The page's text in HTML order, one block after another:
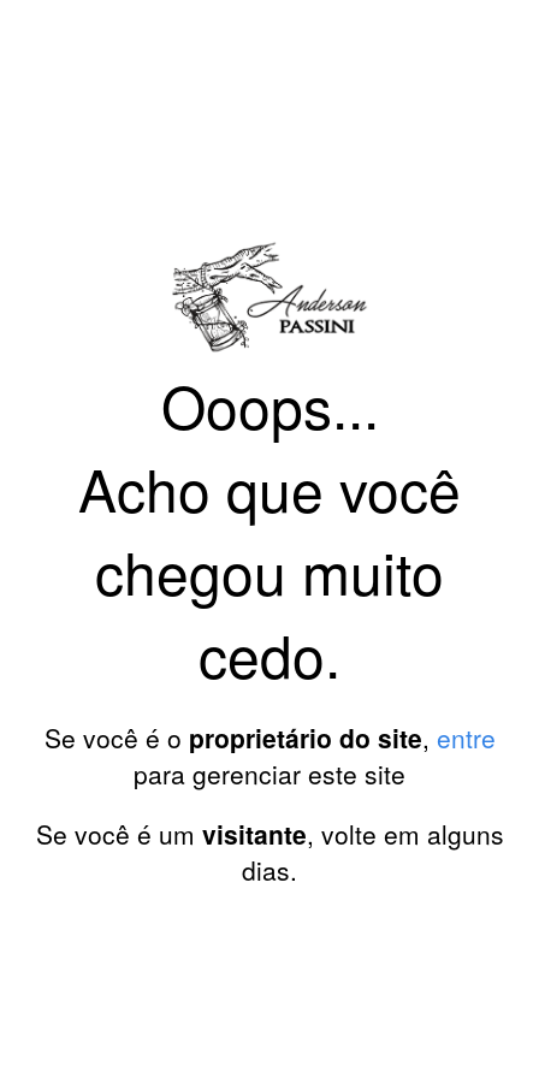
Ooops...
Acho que você
chegou muito
cedo.
Se você é o proprietário do site, entre
para gerenciar este site
Se você é um visitante, volte em alguns
dias.